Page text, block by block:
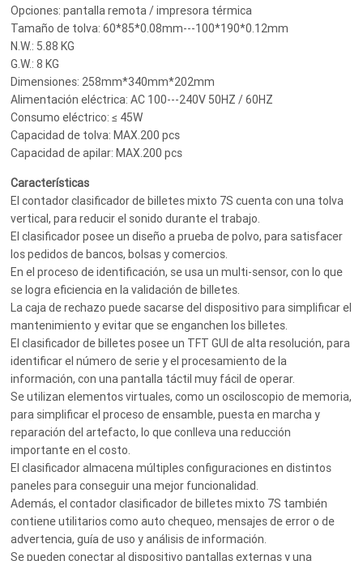
Opciones: pantalla remota / impresora térmica
Tamaño de tolva: 60*85*0.08mm---100*190*0.12mm
N.W.: 5.88 KG
G.W.: 8 KG
Dimensiones: 258mm*340mm*202mm
Alimentación eléctrica: AC 100---240V 50HZ / 60HZ
Consumo eléctrico: ≤ 45W
Capacidad de tolva: MAX.200 pcs
Capacidad de apilar: MAX.200 pcs
Características
El contador clasificador de billetes mixto 7S cuenta con una tolva
vertical, para reducir el sonido durante el trabajo.
El clasificador posee un diseño a prueba de polvo, para satisfacer
los pedidos de bancos, bolsas y comercios.
En el proceso de identificación, se usa un multi-sensor, con lo que
se logra eficiencia en la validación de billetes.
La caja de rechazo puede sacarse del dispositivo para simplificar el
mantenimiento y evitar que se enganchen los billetes.
El clasificador de billetes posee un TFT GUI de alta resolución, para
identificar el número de serie y el procesamiento de la
información, con una pantalla táctil muy fácil de operar.
Se utilizan elementos virtuales, como un osciloscopio de memoria,
para simplificar el proceso de ensamble, puesta en marcha y
reparación del artefacto, lo que conlleva una reducción
importante en el costo.
El clasificador almacena múltiples configuraciones en distintos
paneles para conseguir una mejor funcionalidad.
Además, el contador clasificador de billetes mixto 7S también
contiene utilitarios como auto chequeo, mensajes de error o de
advertencia, guía de uso y análisis de información.
Se pueden conectar al dispositivo pantallas externas y una